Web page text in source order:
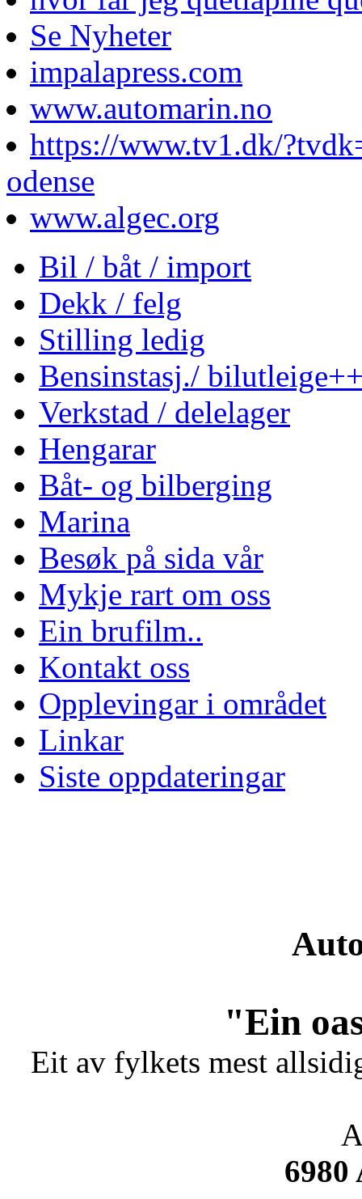
Se Nyheter
impalapress.com
www.automarin.no
https://www.tv1.dk/
odense
www.algec.org
Bil / båt / import
Dekk / felg
Stilling ledig
Bensinstasj./
Verkstad / delelager
Hengarar
Båt- og bilberging
Marina
Besøk på sida vår
Mykje rart om oss
Ein brufilm..
Kontakt oss
Opplevingar i området
Linkar
Siste oppdateringar
"Ein
Eit av fylkets mest